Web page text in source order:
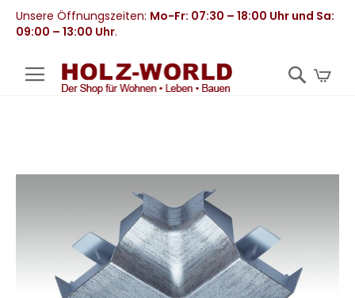
Unsere Öffnungszeiten: Mo-Fr: 07:30 – 18:00 Uhr und Sa:
09:00 – 13:00 Uhr.